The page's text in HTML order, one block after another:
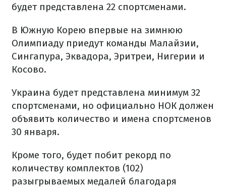
будет представлена 22 спортсменами.
В Южную Корею впервые на зимнюю
Олимпиаду приедут команды Малайзии,
Сингапура, Эквадора, Эритреи, Нигерии и
Косово.
Украина будет представлена минимум 32
спортсменами, но официально НОК должен
объявить количество и имена спортсменов
30 января.
Кроме того, будет побит рекорд по
количеству комплектов (102)
разыгрываемых медалей благодаря